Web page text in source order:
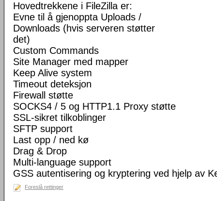
Hovedtrekkene i FileZilla er:
Evne til å gjenoppta Uploads /
Downloads (hvis serveren støtter
det)
Custom Commands
Site Manager med mapper
Keep Alive system
Timeout deteksjon
Firewall støtte
SOCKS4 / 5 og HTTP1.1 Proxy støtte
SSL-sikret tilkoblinger
SFTP support
Last opp / ned kø
Drag & Drop
Multi-language support
GSS autentisering og kryptering ved hjelp av
Foreslå rettinger